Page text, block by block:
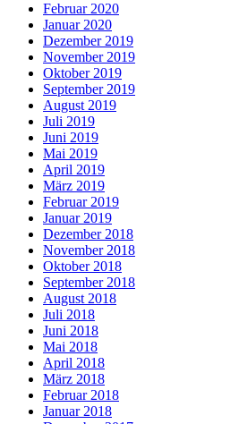
Februar 2020
Januar 2020
Dezember 2019
November 2019
Oktober 2019
September 2019
August 2019
Juli 2019
Juni 2019
Mai 2019
April 2019
März 2019
Februar 2019
Januar 2019
Dezember 2018
November 2018
Oktober 2018
September 2018
August 2018
Juli 2018
Juni 2018
Mai 2018
April 2018
März 2018
Februar 2018
Januar 2018